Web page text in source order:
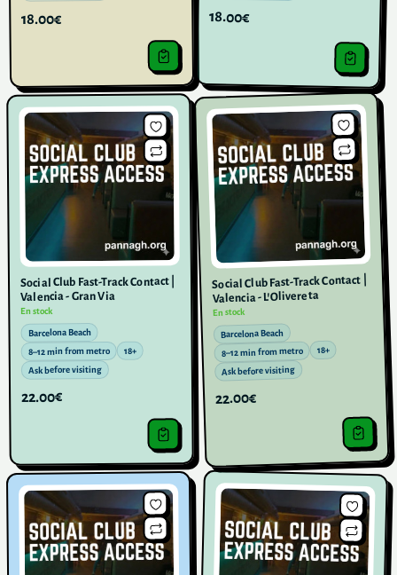
18.00€ 18.00€
Social Club Fast-Track Contact |
Valencia - Gran Via
En stock
Barcelona Beach
8–12 min from metro 18+
Ask before visiting
22.00€
Social Club Fast-Track Contact |
Valencia - L'Olivereta
En stock
Barcelona Beach
8–12 min from metro 18+
Ask before visiting
22.00€